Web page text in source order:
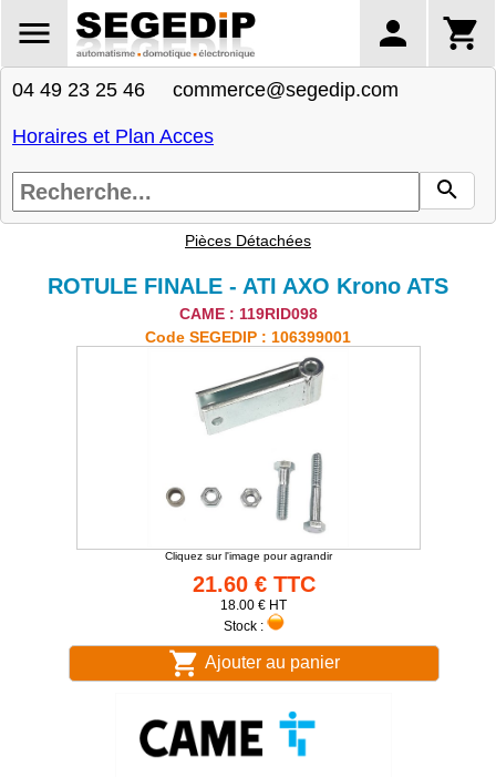
04 49 23 25 46 commerce@segedip.com
Horaires et Plan Acces
Pièces Détachées
ROTULE FINALE - ATI AXO Krono ATS
CAME : 119RID098
Code SEGEDIP : 106399001
Cliquez sur l'image pour agrandir
21.60 € TTC
18.00 € HT
Stock :
Ajouter au panier